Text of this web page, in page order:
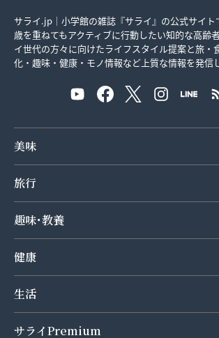
サライ.jp｜小学館の雑誌『サライ』の公式サイト
歳を重ねてもアクティブに行動したい知的な高齢
イ世代の方々に向けたライフスタイル提案と旅・
化・趣味・健康・モノ情報など上質な情報を発信
美味
旅行
趣味･教養
健康
生活
サライPremium